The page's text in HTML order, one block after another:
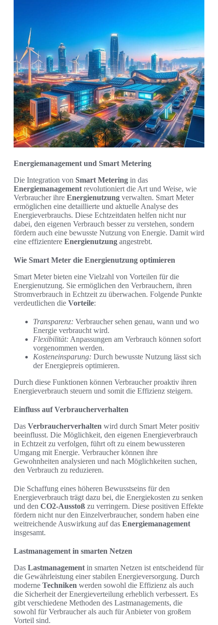
Energiemanagement und Smart Metering
Die Integration von Smart Metering in das
Energiemanagement revolutioniert die Art und Weise, wie
Verbraucher ihre Energienutzung verwalten. Smart Meter
ermöglichen eine detaillierte und aktuelle Analyse des
Energieverbrauchs. Diese Echtzeitdaten helfen nicht nur
dabei, den eigenen Verbrauch besser zu verstehen, sondern
fördern auch eine bewusste Nutzung von Energie. Damit wird
eine effizientere Energienutzung angestrebt.
Wie Smart Meter die Energienutzung optimieren
Smart Meter bieten eine Vielzahl von Vorteilen für die
Energienutzung. Sie ermöglichen den Verbrauchern, ihren
Stromverbrauch in Echtzeit zu überwachen. Folgende Punkte
verdeutlichen die Vorteile:
Transparenz: Verbraucher sehen genau, wann und wo
Energie verbraucht wird.
Flexibilität: Anpassungen am Verbrauch können sofort
vorgenommen werden.
Kosteneinsparung: Durch bewusste Nutzung lässt sich
der Energiepreis optimieren.
Durch diese Funktionen können Verbraucher proaktiv ihren
Energieverbrauch steuern und somit die Effizienz steigern.
Einfluss auf Verbraucherverhalten
Das Verbraucherverhalten wird durch Smart Meter positiv
beeinflusst. Die Möglichkeit, den eigenen Energieverbrauch
in Echtzeit zu verfolgen, führt oft zu einem bewussteren
Umgang mit Energie. Verbraucher können ihre
Gewohnheiten analysieren und nach Möglichkeiten suchen,
den Verbrauch zu reduzieren.
Die Schaffung eines höheren Bewusstseins für den
Energieverbrauch trägt dazu bei, die Energiekosten zu senken
und den CO2-Ausstoß zu verringern. Diese positiven Effekte
fördern nicht nur den Einzelverbraucher, sondern haben eine
weitreichende Auswirkung auf das Energiemanagement
insgesamt.
Lastmanagement in smarten Netzen
Das Lastmanagement in smarten Netzen ist entscheidend für
die Gewährleistung einer stabilen Energieversorgung. Durch
moderne Techniken werden sowohl die Effizienz als auch
die Sicherheit der Energieverteilung erheblich verbessert. Es
gibt verschiedene Methoden des Lastmanagements, die
sowohl für Verbraucher als auch für Anbieter von großem
Vorteil sind.